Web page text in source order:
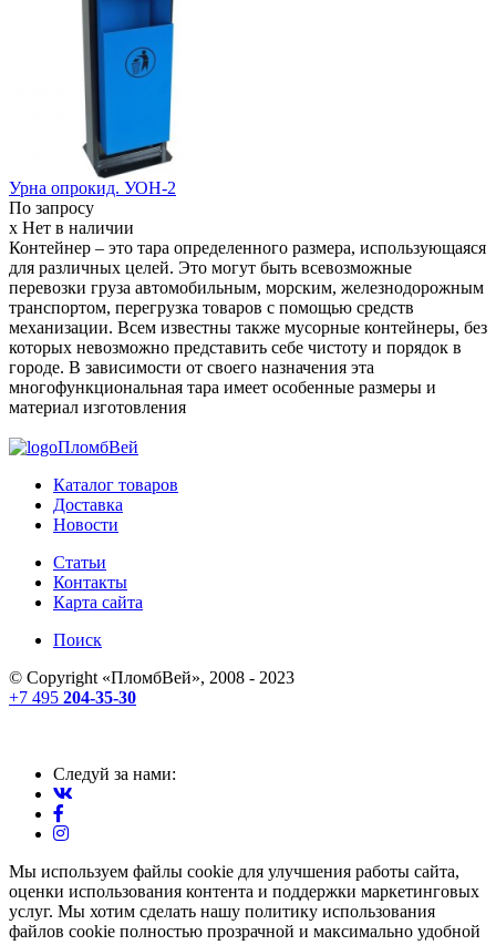
Урна опрокид. УОН-2
По запросу
x Нет в наличии
Контейнер – это тара определенного размера, использующаяся
для различных целей. Это могут быть всевозможные
перевозки груза автомобильным, морским, железнодорожным
транспортом, перегрузка товаров с помощью средств
механизации. Всем известны также мусорные контейнеры, без
которых невозможно представить себе чистоту и порядок в
городе. В зависимости от своего назначения эта
многофункциональная тара имеет особенные размеры и
материал изготовления
ПломбВей
Каталог товаров
Доставка
Новости
Статьи
Контакты
Карта сайта
Поиск
© Copyright «ПломбВей», 2008 - 2023
+7 495 204-35-30
Следуй за нами:
Мы используем файлы cookie для улучшения работы сайта,
оценки использования контента и поддержки маркетинговых
услуг. Мы хотим сделать нашу политику использования
файлов cookie полностью прозрачной и максимально удобной